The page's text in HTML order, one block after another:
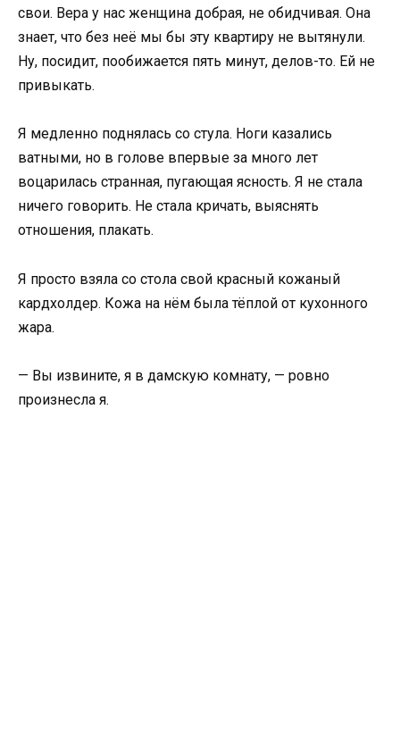
свои. Вера у нас женщина добрая, не обидчивая. Она
знает, что без неё мы бы эту квартиру не вытянули.
Ну, посидит, пообижается пять минут, делов-то. Ей не
привыкать.
Я медленно поднялась со стула. Ноги казались
ватными, но в голове впервые за много лет
воцарилась странная, пугающая ясность. Я не стала
ничего говорить. Не стала кричать, выяснять
отношения, плакать.
Я просто взяла со стола свой красный кожаный
кардхолдер. Кожа на нём была тёплой от кухонного
жара.
— Вы извините, я в дамскую комнату, — ровно
произнесла я.